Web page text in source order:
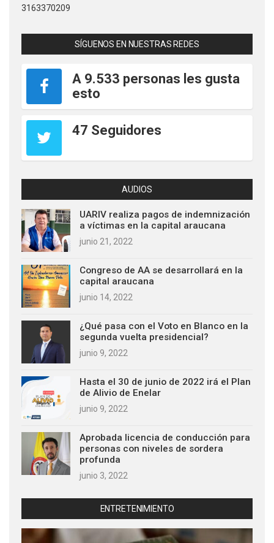
3163370209
SÍGUENOS EN NUESTRAS REDES
A 9.533 personas les gusta
esto
47 Seguidores
AUDIOS
UARIV realiza pagos de indemnización
a víctimas en la capital araucana
junio 21, 2022
Congreso de AA se desarrollará en la
capital araucana
junio 14, 2022
¿Qué pasa con el Voto en Blanco en la
segunda vuelta presidencial?
junio 9, 2022
Hasta el 30 de junio de 2022 irá el Plan
de Alivio de Enelar
junio 9, 2022
Aprobada licencia de conducción para
personas con niveles de sordera
profunda
junio 3, 2022
ENTRETENIMIENTO